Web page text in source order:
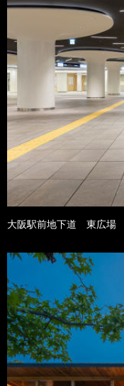
大阪駅前地下道 東広場